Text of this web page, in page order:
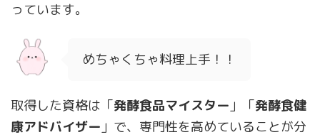
っています。
めちゃくちゃ料理上手！！
取得した資格は「発酵食品マイスター」「発酵食健
康アドバイザー」で、専門性を高めていることが分